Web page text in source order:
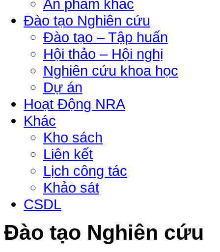
Ấn phẩm khác
Đào tạo Nghiên cứu
Đào tạo – Tập huấn
Hội thảo – Hội nghị
Nghiên cứu khoa học
Dự án
Hoạt Động NRA
Khác
Kho sách
Liên kết
Lịch công tác
Khảo sát
CSDL
Đào tạo Nghiên cứu